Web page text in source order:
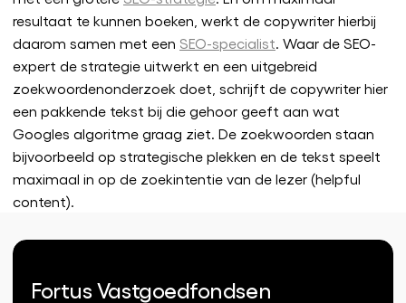
resultaat te kunnen boeken, werkt de copywriter hierbij
daarom samen met een SEO-specialist . Waar de SEO-
expert de strategie uitwerkt en een uitgebreid
zoekwoordenonderzoek doet, schrijft de copywriter hier
een pakkende tekst bij die gehoor geeft aan wat
Googles algoritme graag ziet. De zoekwoorden staan
bijvoorbeeld op strategische plekken en de tekst speelt
maximaal in op de zoekintentie van de lezer (helpful
content).
Fortus Vastgoedfondsen